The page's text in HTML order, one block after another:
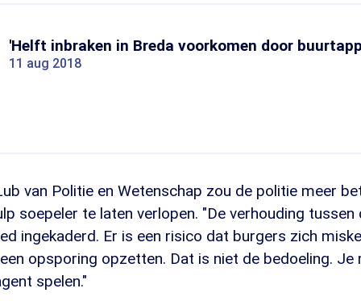
'Helft inbraken in Breda voorkomen door
11 aug 2018
van Politie en Wetenschap zou de politie meer
soepeler te laten verlopen. "De verhouding tussen
ingekaderd. Er is een risico dat burgers zich
opsporing opzetten. Dat is niet de bedoeling. Je
spelen."